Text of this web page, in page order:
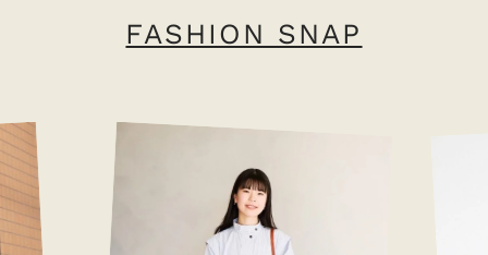
FASHION SNAP